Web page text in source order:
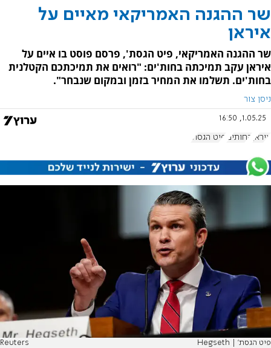
שר ההגנה האמריקאי מאיים על
איראן
שר ההגנה האמריקאי, פיט הגסת', פרסם פוסט בו איים על
איראן עקב תמיכתה בחות'ים: "רואים את תמיכתכם הקטלנית
בחות'ים. תשלמו את המחיר בזמן ובמקום שנבחר".
ניסן צור
1.05.25, 16:50
איראן החותים פיט הגסת'
פיט הגסת' | Hegseth Reuters